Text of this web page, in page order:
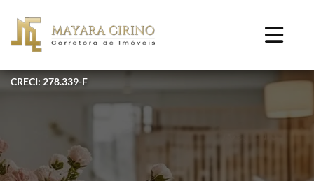
CRECI: 278.339-F